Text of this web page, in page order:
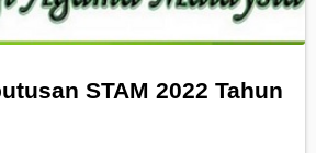
STAM 2022 Tahun